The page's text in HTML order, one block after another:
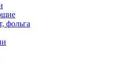
фольга